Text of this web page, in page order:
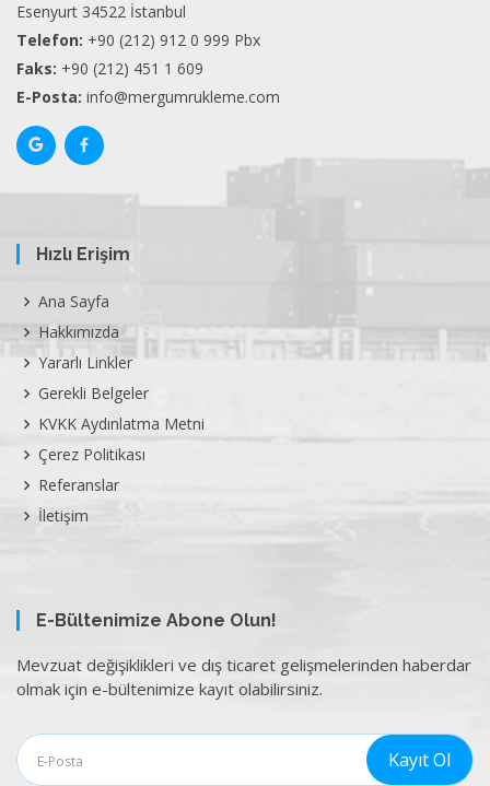
Esenyurt 34522 İstanbul
Telefon: +90 (212) 912 0 999 Pbx
Faks: +90 (212) 451 1 609
E-Posta: info@mergumrukleme.com
Hızlı Erişim
Ana Sayfa
Hakkımızda
Yararlı Linkler
Gerekli Belgeler
KVKK Aydınlatma Metni
Çerez Politikası
Referanslar
İletişim
E-Bültenimize Abone Olun!
Mevzuat değişiklikleri ve dış ticaret gelişmelerinden haberdar
olmak için e-bültenimize kayıt olabilirsiniz.